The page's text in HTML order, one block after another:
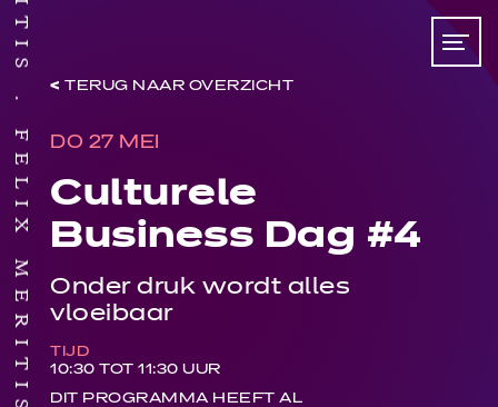
FELIX MERITIS
TERUG NAAR OVERZICHT
DO 27 MEI
Culturele
Business Dag #4
Onder druk wordt alles
vloeibaar
TIJD
10:30 TOT 11:30 UUR
DIT PROGRAMMA HEEFT AL